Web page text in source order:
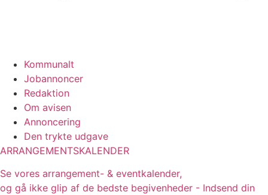
Kommunalt
Jobannoncer
Redaktion
Om avisen
Annoncering
Den trykte udgave
ARRANGEMENTSKALENDER
Se vores arrangement- & eventkalender,
og gå ikke glip af de bedste begivenheder - Indsend din